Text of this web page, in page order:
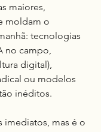
maiores,
moldam o
tecnologias
no campo,
digital),
ou modelos
inéditos.
imediatos, mas é o